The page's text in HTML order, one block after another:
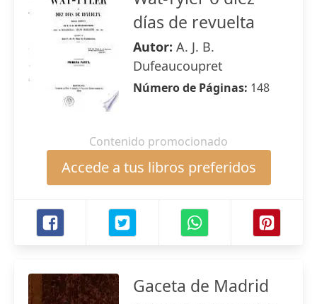
días de revuelta
Autor: A. J. B.
Dufeaucoupret
Número de Páginas: 148
Contenido promocionado
Accede a tus libros preferidos
Gaceta de Madrid